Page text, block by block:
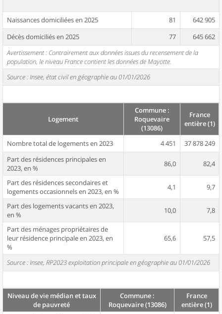
Naissances domiciliées en 2025 81
642 905
Décès domiciliés en 2025
77
645 662
Avertissement : Contrairement aux données issues du recensement de la
population, le niveau France contient les données de Mayotte.
Source : Insee, état civil en géographie au 01/01/2026
Logement
Commune :
Roquevaire
(13086)
France
entière (1)
Nombre total de logements en 2023 4 451
37 878 249
Part des résidences principales en
2023, en %
86,0 82,4
Part des résidences secondaires et
logements occasionnels en 2023, en %
4,1 9,7
Part des logements vacants en 2023,
en %
10,0 7,8
Part des ménages propriétaires de
leur résidence principale en 2023, en
%
65,6 57,5
Source : Insee, RP2023 exploitation principale en géographie au 01/01/2026
Niveau de vie médian et taux
de pauvreté
Commune :
Roquevaire (13086)
France
entière (1)